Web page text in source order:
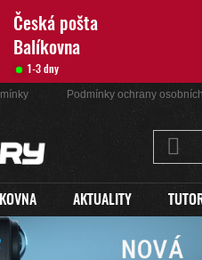
Česká pošta
Balíkovna
1-3 dny
Podmínky ochrany
AKTUALITY